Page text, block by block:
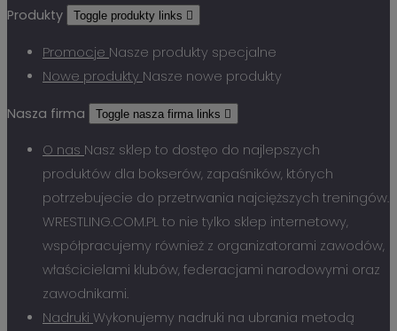
Produkty Toggle produkty links 
Promocje Nasze produkty specjalne
Nowe produkty Nasze nowe produkty
Nasza firma Toggle nasza firma links 
O nas Nasz sklep to dostęo do najlepszych
produktów dla bokserów, zapaśników, których
potrzebujecie do przetrwania najcięższych treningów.
WRESTLING.COM.PL to nie tylko sklep internetowy,
współpracujemy również z organizatorami zawodów,
właścicielami klubów, federacjami narodowymi oraz
zawodnikami.
Nadruki Wykonujemy nadruki na ubrania metodą